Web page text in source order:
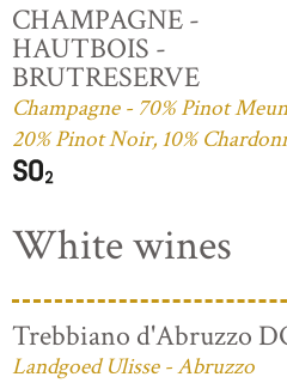
CHAMPAGNE -
HAUTBOIS -
BRUTRESERVE
Champagne - 70% Pinot
20% Pinot Noir, 10%
White wines
Trebbiano d'Abruzzo
Landgoed Ulisse - Abruzzo